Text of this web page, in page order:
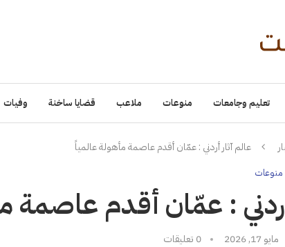
تعليم وجامعات منوعات ملاعب قضايا ساخنة وفيات
عالم آثار أردني : عمّان أقدم عاصمة مأهولة عالمياً
منوعات
: عمّان أقدم عاصمة
مايو 17, 2026 0 تعليقات